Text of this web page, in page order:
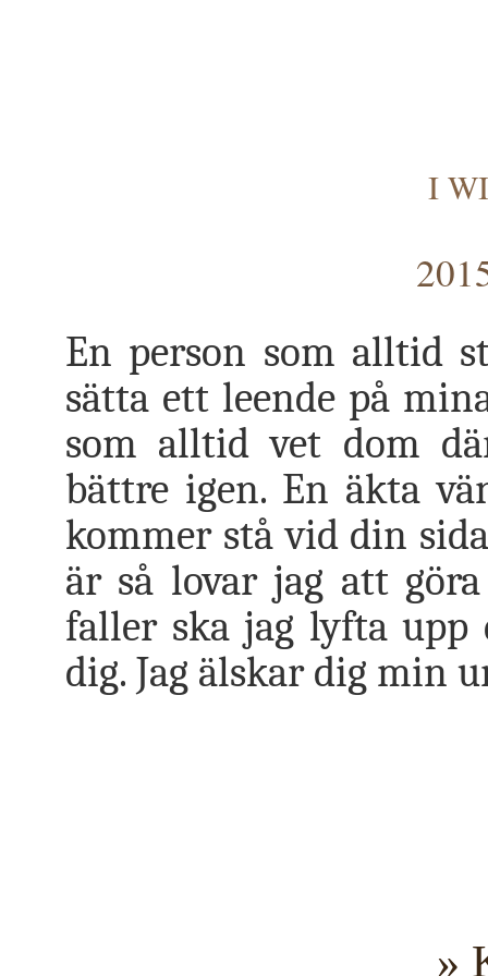
I
En person som alltid
sätta ett leende på
som alltid vet dom
bättre igen. En äkta
kommer stå vid din
är så lovar jag att
faller ska jag lyfta upp
dig. Jag älskar dig min
»